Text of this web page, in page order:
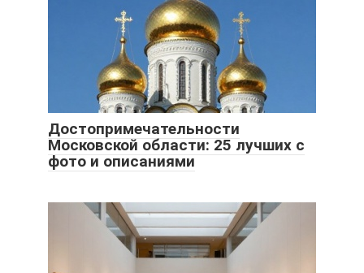
Достопримечательности
Московской области: 25 лучших с
фото и описаниями